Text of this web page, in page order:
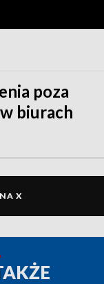
poza
biurach
X